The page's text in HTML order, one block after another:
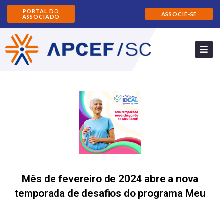
PORTAL DO
ASSOCIADO
ASSOCIE-SE
Mês de fevereiro de 2024 abre a nova
temporada de desafios do programa Meu